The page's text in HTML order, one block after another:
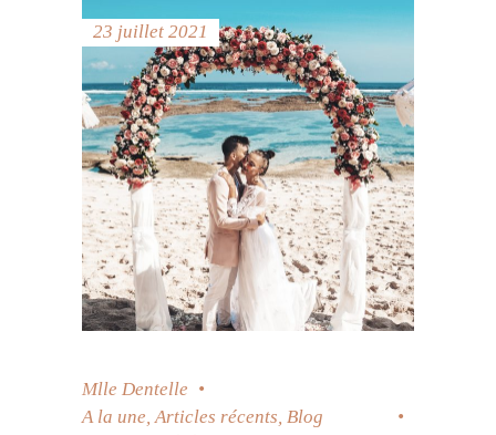
23 juillet 2021
Mlle Dentelle
A la une,Articles récents, Blog